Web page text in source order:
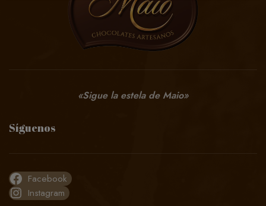
«Sigue la estela de Maio»
Síguenos
Facebook
Instagram